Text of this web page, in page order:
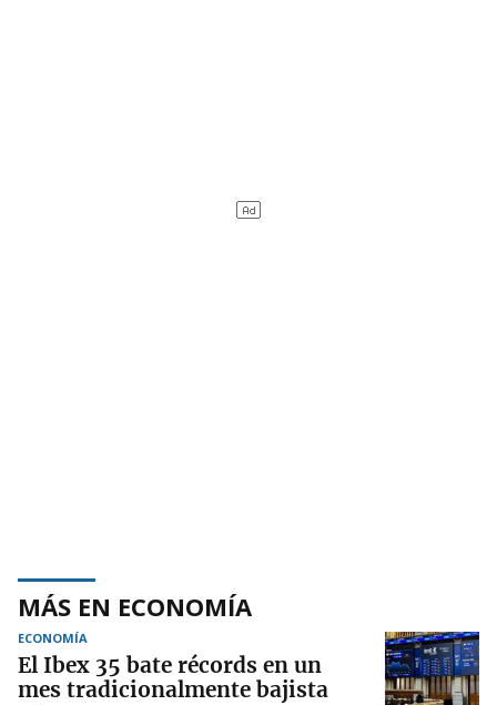
MÁS EN ECONOMÍA
ECONOMÍA
El Ibex 35 bate récords en un
mes tradicionalmente bajista